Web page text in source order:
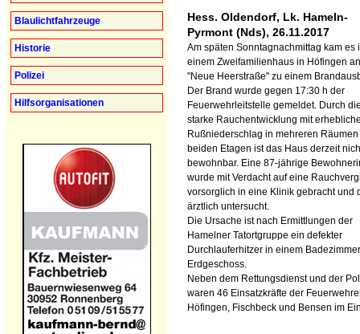
Blaulichtfahrzeuge
Historie
Polizei
Hilfsorganisationen
Hess. Oldendorf, Lk. Hameln-
Pyrmont (Nds), 26.11.2017
Am späten Sonntagnachmittag kam es
einem Zweifamilienhaus in Höfingen
"Neue Heerstraße" zu einem
Der Brand wurde gegen 17:30 h der
Feuerwehrleitstelle gemeldet. Durch
starke Rauchentwicklung mit
Rußniederschlag in mehreren
beiden Etagen ist das Haus derzeit
bewohnbar. Eine 87-jährige
wurde mit Verdacht auf eine
vorsorglich in eine Klinik gebracht und
ärztlich untersucht.
Die Ursache ist nach Ermittlungen der
Hamelner Tatortgruppe ein defekter
Durchlauferhitzer in einem
Erdgeschoss.
Neben dem Rettungsdienst und der
waren 46 Einsatzkräfte der
Höfingen, Fischbeck und Bensen im